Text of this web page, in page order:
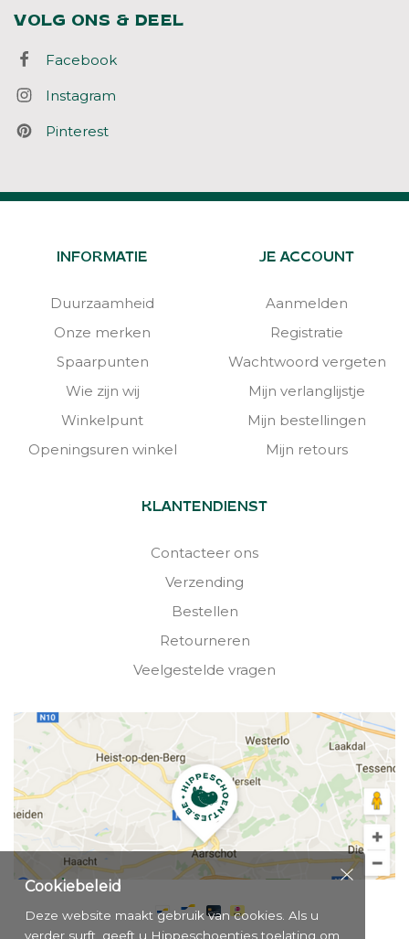
VOLG ONS & DEEL
Facebook
Instagram
Pinterest
INFORMATIE
Duurzaamheid
Onze merken
Spaarpunten
Wie zijn wij
Winkelpunt
Openingsuren winkel
JE ACCOUNT
Aanmelden
Registratie
Wachtwoord vergeten
Mijn verlanglijstje
Mijn bestellingen
Mijn retours
KLANTENDIENST
Contacteer ons
Verzending
Bestellen
Retourneren
Veelgestelde vragen
Cookiebeleid
Deze website maakt gebruik van cookies. Als u
verder surft, geeft u Hippeschoentjes toelating om